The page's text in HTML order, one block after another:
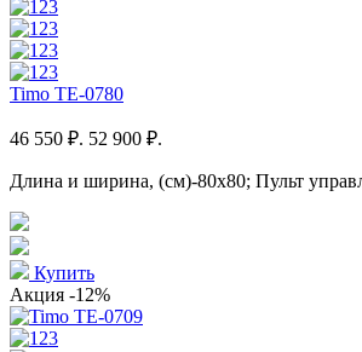
Timo TE-0780
46 550 ₽. 52 900 ₽.
Длина и ширина, (см)-80x80; Пульт
Купить
Акция -12%